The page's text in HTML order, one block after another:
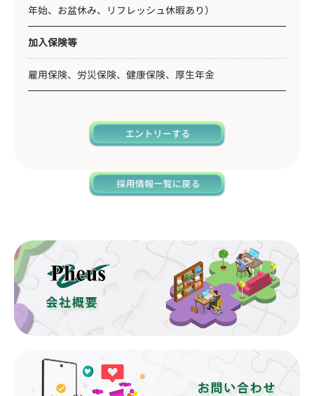
年始、お盆休み、リフレッシュ休暇あり）
加入保険等
雇用保険、労災保険、健康保険、厚生年金